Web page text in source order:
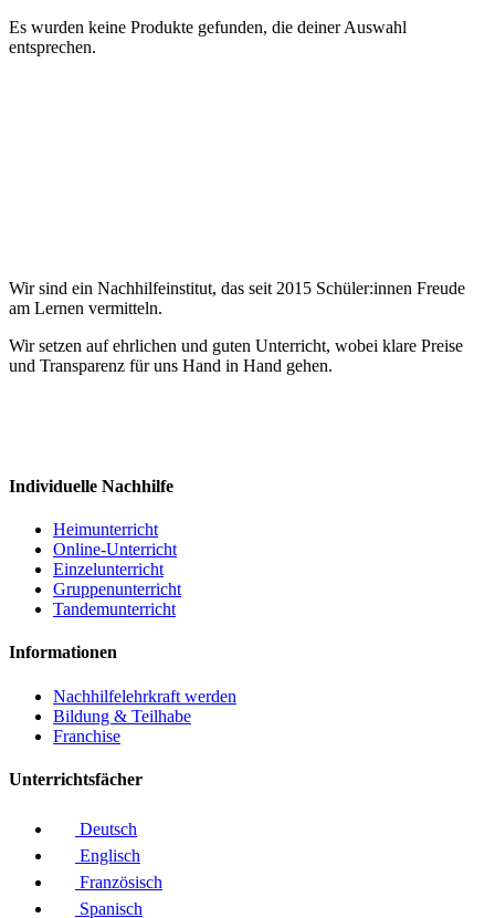
Es wurden keine Produkte gefunden, die deiner Auswahl
entsprechen.
Wir sind ein Nachhilfeinstitut, das seit 2015 Schüler:innen Freude
am Lernen vermitteln.
Wir setzen auf ehrlichen und guten Unterricht, wobei klare Preise
und Transparenz für uns Hand in Hand gehen.
Individuelle Nachhilfe
Heimunterricht
Online-Unterricht
Einzelunterricht
Gruppenunterricht
Tandemunterricht
Informationen
Nachhilfelehrkraft werden
Bildung & Teilhabe
Franchise
Unterrichtsfächer
Deutsch
Englisch
Französisch
Spanisch